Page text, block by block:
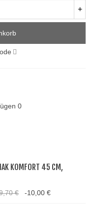
+
0
KOMFORT 45 CM,
€ -10,00 €